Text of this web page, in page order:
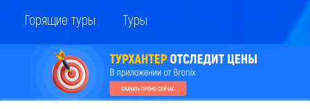
Горящие туры Туры